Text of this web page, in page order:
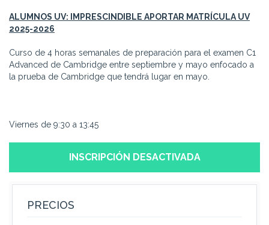
ALUMNOS UV: IMPRESCINDIBLE APORTAR MATRÍCULA UV
2025-2026
Curso de 4 horas semanales de preparación para el examen C1
Advanced de Cambridge entre septiembre y mayo enfocado a
la prueba de Cambridge que tendrá lugar en mayo.
Viernes de 9:30 a 13:45
INSCRIPCIÓN DESACTIVADA
PRECIOS